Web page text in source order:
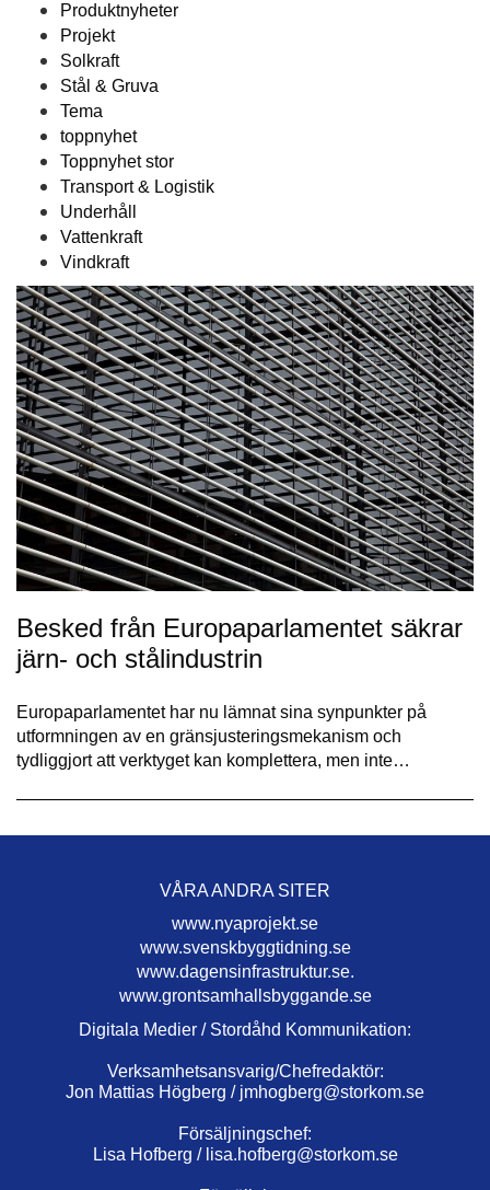
Produktnyheter
Projekt
Solkraft
Stål & Gruva
Tema
toppnyhet
Toppnyhet stor
Transport & Logistik
Underhåll
Vattenkraft
Vindkraft
Besked från Europaparlamentet säkrar
järn- och stålindustrin
Europaparlamentet har nu lämnat sina synpunkter på
utformningen av en gränsjusteringsmekanism och
tydliggjort att verktyget kan komplettera, men inte…
VÅRA ANDRA SITER
www.nyaprojekt.se
www.svenskbyggtidning.se
www.dagensinfrastruktur.se.
www.grontsamhallsbyggande.se
Digitala Medier / Stordåhd Kommunikation:
Verksamhetsansvarig/Chefredaktör:
Jon Mattias Högberg / jmhogberg@storkom.se
Försäljningschef:
Lisa Hofberg / lisa.hofberg@storkom.se